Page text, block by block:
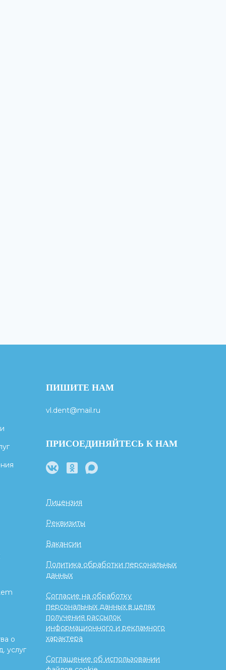
о
услуг
ПИШИТЕ НАМ
vl.dent@mail.ru
ПРИСОЕДИНЯЙТЕСЬ К НАМ
Лицензия
Реквизиты
Вакансии
Политика обработки персональных
данных
Согласие на обработку
персональных данных в целях
получения рассылок
информационного и рекламного
характера
Соглашение об использовании